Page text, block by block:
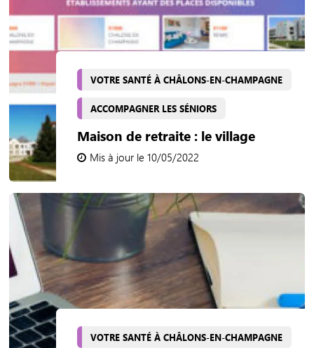
VOTRE SANTÉ À CHÂLONS-EN-CHAMPAGNE
ACCOMPAGNER LES SÉNIORS
Maison de retraite : le village
Mis à jour le 10/05/2022
VOTRE SANTÉ À CHÂLONS-EN-CHAMPAGNE